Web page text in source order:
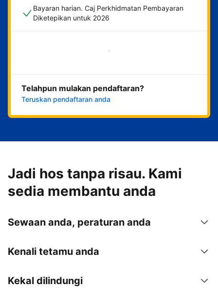
Bayaran harian. Caj Perkhidmatan Pembayaran
Diketepikan untuk 2026
Mulakan sekarang
Telahpun mulakan pendaftaran?
Teruskan pendaftaran anda
Jadi hos tanpa risau. Kami
sedia membantu anda
Sewaan anda, peraturan anda
Kenali tetamu anda
Kekal dilindungi